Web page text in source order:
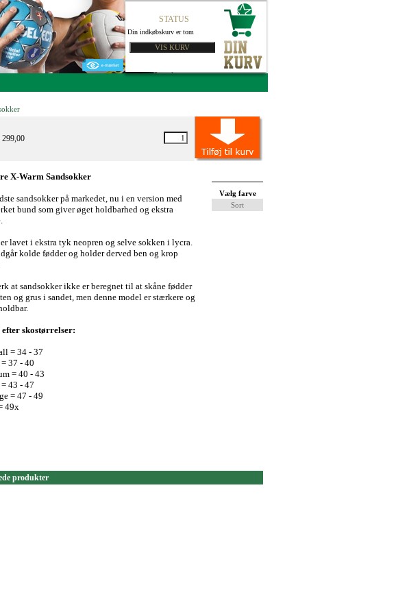
STATUS
Din indkøbskurv er tom
X-Warm Sandsokker
sandsokker på markedet, nu i en version med
bund som giver øget holdbarhed og ekstra
lavet i ekstra tyk neopren og selve sokken i lycra.
kolde fødder og holder derved ben og krop
at sandsokker ikke er beregnet til at skåne fødder
og grus i sandet, men denne model er stærkere og
efter skostørrelser:
= 34 - 37
37 - 40
= 40 - 43
43 - 47
= 47 - 49
49x
Vælg farve
Sort
produkter